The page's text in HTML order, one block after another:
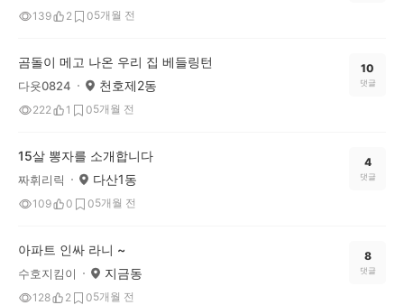
139 2 05개월 전
곰돌이 메고 나온 우리 집 베들링턴
다욧0824 천호제2동
222 1 05개월 전
10
댓글
15살 뽕자를 소개합니다
짜휘리릭 다산1동
109 0 05개월 전
4
댓글
아파트 인싸 라니 ~
수호지킴이 지금동
128 2 05개월 전
8
댓글